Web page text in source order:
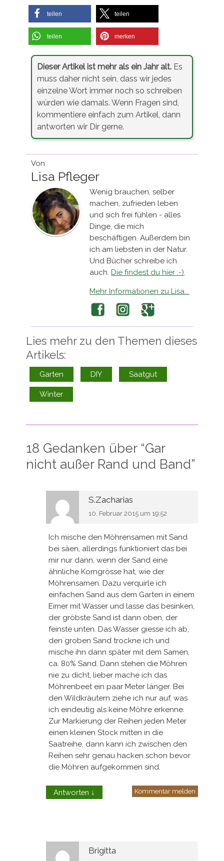
teilen teilen
teilen merken
Dieser Artikel ist mehr als ein Jahr alt. Es
muss daher nicht sein, dass wir jedes
einzelne Wort immer noch so schreiben
würden wie damals. Wenn Fragen sind,
kommentiere einfach zum Artikel, dann
antworten wir Dir gerne.
Von
Lisa Pfleger
Wenig brauchen, selber
machen, zufrieden leben
und sich frei fühlen - alles
Dinge, die mich
beschäftigen. Außerdem bin
ich am liebsten in der Natur.
Und Bücher schreibe ich
auch.Die findest du hier :-).
Mehr Informationen zu Lisa...
Facebook Instagram
Lies mehr zu den Themen dieses
Artikels:
Garten DIY Saatgut
Winter
18 Gedanken über “Gar
nicht außer Rand und Band”
S.Zacharias
10. Februar 2015 um 19:52
Ich mische den Möhrensamen mit Sand
bei säen, allerdings funktioniert das bei
mir nur dann, wenn der Sand eine
ähnliche Korngrösse hat, wie der
Möhrensamen. Dazu verquirle ich
einfachen Sand aus dem Garten in einem
Eimer mit Wasser und lasse das besinken,
der gröbste Sand ist dann oben, der
feinste unten. Das Wasser giesse ich ab,
den groben Sand trockne ich und
mische ihn dann später mit dem Samen,
ca. 80% Sand. Dann stehen die Möhren
nie zu dicht, lieber mache ich das
Möhrenbeet ein paar Meter länger. Bei
den Wildkräutern ziehe ich nur auf, was
ich eindeutig als keine Möhre erkenne.
Zur Markierung der Reihen jeden Meter
einen kleinen Stock mitten in die
Saatreihe, dann kann ich zwischen den
Reihen sehr genau hacken schon bevor
die Möhren aufgekommen sind.
Antworten ↓ Kommentar melden
Brigitta